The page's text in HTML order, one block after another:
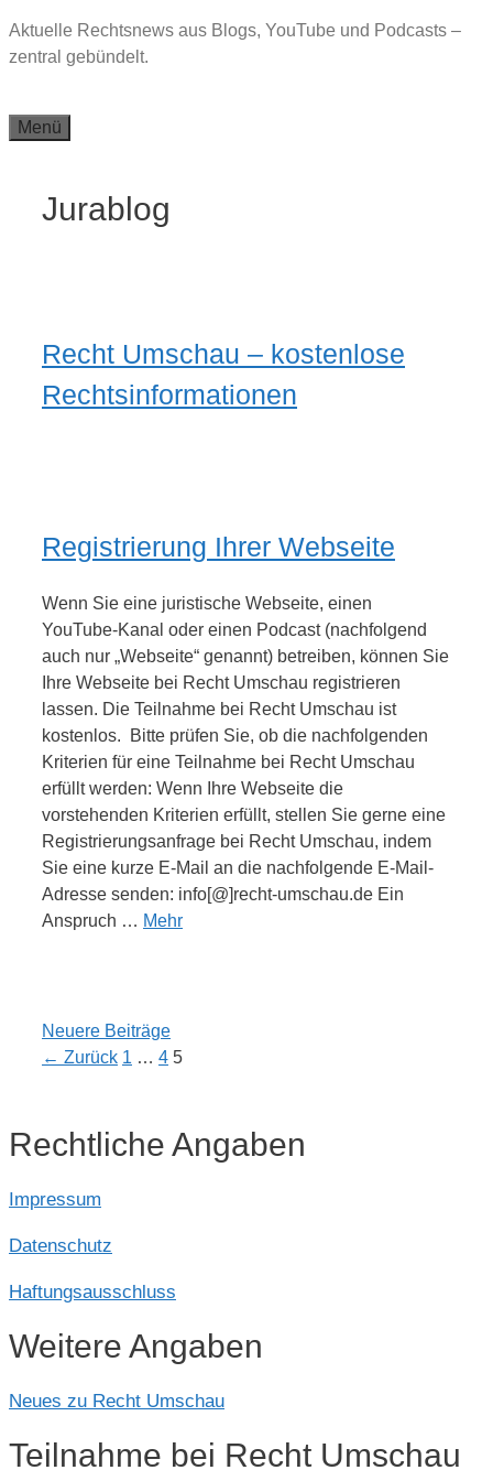
Zum
Inhalt
Aktuelle Rechtsnews aus Blogs, YouTube und Podcasts –
zentral gebündelt.
Menü
Jurablog
Recht Umschau – kostenlose
Rechtsinformationen
Registrierung Ihrer Webseite
Wenn Sie eine juristische Webseite, einen
YouTube-Kanal oder einen Podcast (nachfolgend
auch nur „Webseite“ genannt) betreiben, können Sie
Ihre Webseite bei Recht Umschau registrieren
lassen. Die Teilnahme bei Recht Umschau ist
kostenlos. Bitte prüfen Sie, ob die nachfolgenden
Kriterien für eine Teilnahme bei Recht Umschau
erfüllt werden: Wenn Ihre Webseite die
vorstehenden Kriterien erfüllt, stellen Sie gerne eine
Registrierungsanfrage bei Recht Umschau, indem
Sie eine kurze E-Mail an die nachfolgende E-Mail-
Adresse senden: info[@]recht-umschau.de Ein
Anspruch … Mehr
Neuere Beiträge
← Zurück Seite
1 … Seite
4 Seite
5
Rechtliche Angaben
Impressum
Datenschutz
Haftungsausschluss
Weitere Angaben
Neues zu Recht Umschau
Teilnahme bei Recht Umschau